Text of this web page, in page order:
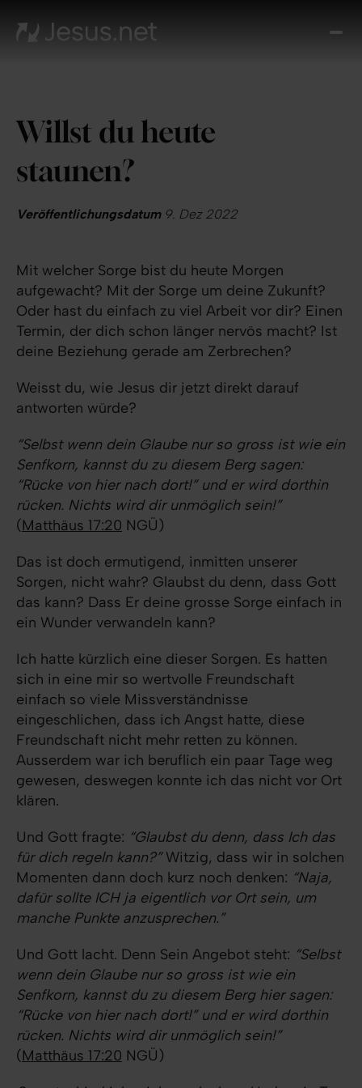
Willst du heute
staunen?
Veröffentlichungsdatum9. Dez 2022
Mit welcher Sorge bist du heute Morgen
aufgewacht? Mit der Sorge um deine Zukunft?
Oder hast du einfach zu viel Arbeit vor dir? Einen
Termin, der dich schon länger nervös macht? Ist
deine Beziehung gerade am Zerbrechen?
Weisst du, wie Jesus dir jetzt direkt darauf
antworten würde?
“Selbst wenn dein Glaube nur so gross ist wie ein
Senfkorn, kannst du zu diesem Berg sagen:
“Rücke von hier nach dort!” und er wird dorthin
rücken. Nichts wird dir unmöglich sein!”
(Matthäus 17:20 NGÜ)
Das ist doch ermutigend, inmitten unserer
Sorgen, nicht wahr? Glaubst du denn, dass Gott
das kann? Dass Er deine grosse Sorge einfach in
ein Wunder verwandeln kann?
Ich hatte kürzlich eine dieser Sorgen. Es hatten
sich in eine mir so wertvolle Freundschaft
einfach so viele Missverständnisse
eingeschlichen, dass ich Angst hatte, diese
Freundschaft nicht mehr retten zu können.
Ausserdem war ich beruflich ein paar Tage weg
gewesen, deswegen konnte ich das nicht vor Ort
klären.
Und Gott fragte: “Glaubst du denn, dass Ich das
für dich regeln kann?”Witzig, dass wir in solchen
Momenten dann doch kurz noch denken: “Naja,
dafür sollte ICH ja eigentlich vor Ort sein, um
manche Punkte anzusprechen.”
Und Gott lacht. Denn Sein Angebot steht: “Selbst
wenn dein Glaube nur so gross ist wie ein
Senfkorn, kannst du zu diesem Berg hier sagen:
“Rücke von hier nach dort!” und er wird dorthin
rücken. Nichts wird dir unmöglich sein!”
(Matthäus 17:20 NGÜ)